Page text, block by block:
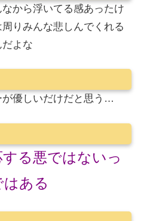
から浮いてる感あったけ
りみんな悲しんでくれる
よな
が優しいだけだと思う…
る悪ではないっ
ある